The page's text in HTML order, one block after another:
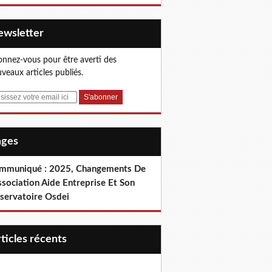
vous pour être averti des
articles publiés.
: 2025, Changements De
Aide Entreprise Et Son
Osdei
récents